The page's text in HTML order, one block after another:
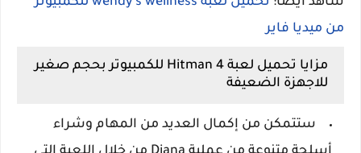
من ميديا فاير
مزايا تحميل لعبة Hitman 4 للكمبيوتر بحجم صغير
للاجهزة الضعيفة
ستتمكن من إكمال العديد من المهام وشراء